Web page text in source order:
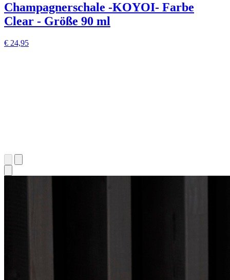
Champagnerschale -KOYOI- Farbe
Clear - Größe 90 ml
€ 24,95